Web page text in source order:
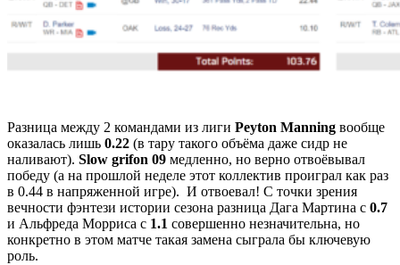
Разница между 2 командами из лиги Peyton Manning вообще
оказалась лишь 0.22 (в тару такого объёма даже сидр не
наливают). Slow grifon 09 медленно, но верно отвоёвывал
победу (а на прошлой неделе этот коллектив проиграл как раз
в 0.44 в напряженной игре). И отвоевал! С точки зрения
вечности фэнтези истории сезона разница Дага Мартина с 0.7
и Альфреда Морриса с 1.1 совершенно незначительна, но
конкретно в этом матче такая замена сыграла бы ключевую
роль.